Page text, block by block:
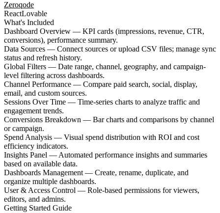
Zeroqode
ReactLovable
What's Included
Dashboard Overview — KPI cards (impressions, revenue, CTR,
conversions), performance summary.
Data Sources — Connect sources or upload CSV files; manage sync
status and refresh history.
Global Filters — Date range, channel, geography, and campaign-
level filtering across dashboards.
Channel Performance — Compare paid search, social, display,
email, and custom sources.
Sessions Over Time — Time-series charts to analyze traffic and
engagement trends.
Conversions Breakdown — Bar charts and comparisons by channel
or campaign.
Spend Analysis — Visual spend distribution with ROI and cost
efficiency indicators.
Insights Panel — Automated performance insights and summaries
based on available data.
Dashboards Management — Create, rename, duplicate, and
organize multiple dashboards.
User & Access Control — Role-based permissions for viewers,
editors, and admins.
Getting Started Guide